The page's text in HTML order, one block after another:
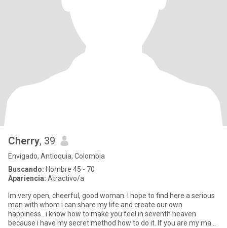
Cherry, 39
Envigado, Antioquia, Colombia
Buscando: Hombre 45 - 70
Apariencia: Atractivo/a
Im very open, cheerful, good woman. I hope to find here a serious
man with whom i can share my life and create our own
happiness.. i know how to make you feel in seventh heaven
because i have my secret method how to do it. If you are my man i